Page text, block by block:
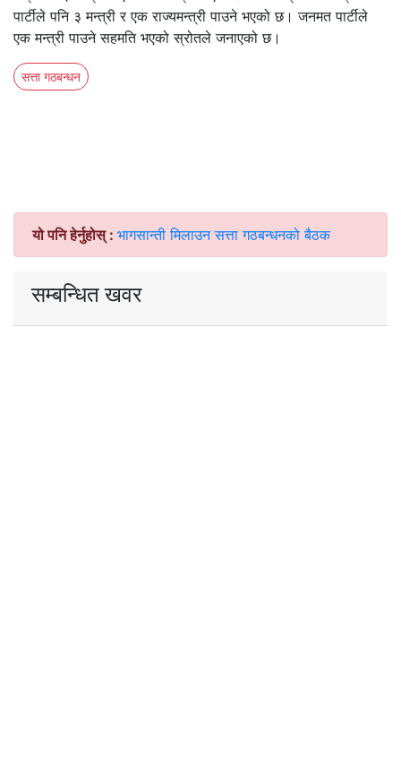
पार्टीले पनि ३ मन्त्री र एक राज्यमन्त्री पाउने भएको छ। जनमत पार्टीले
एक मन्त्री पाउने सहमति भएको स्रोतले जनाएको छ।
सत्ता गठबन्धन
यो पनि हेर्नुहोस् : भागसान्ती मिलाउन सत्ता गठबन्धनको बैठक
सम्बन्धित खवर